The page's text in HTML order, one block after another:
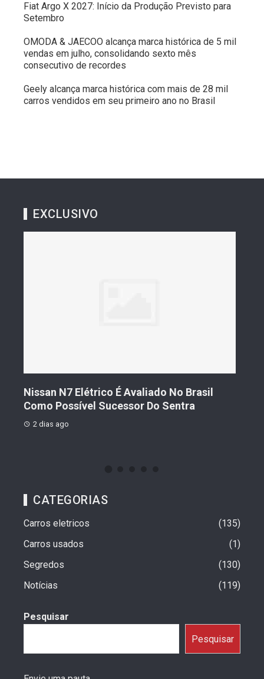
Fiat Argo X 2027: Início da Produção Previsto para
Setembro
OMODA & JAECOO alcança marca histórica de 5 mil
vendas em julho, consolidando sexto mês
consecutivo de recordes
Geely alcança marca histórica com mais de 28 mil
carros vendidos em seu primeiro ano no Brasil
EXCLUSIVO
Nissan N7 Elétrico É Avaliado No Brasil
Como Possível Sucessor Do Sentra
2 dias ago
CATEGORIAS
Carros eletricos
135
Carros usados
1
Segredos
130
Notícias
119
Pesquisar
Pesquisar